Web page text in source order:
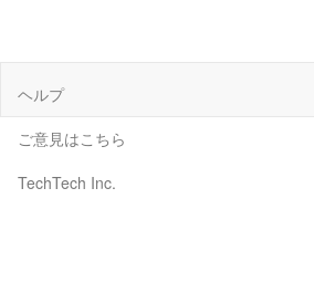
ヘルプ
ご意見はこちら
TechTech Inc.